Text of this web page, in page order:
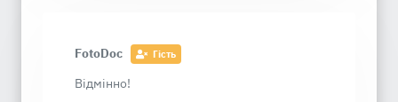
FotoDoc Гість
Відмінно!